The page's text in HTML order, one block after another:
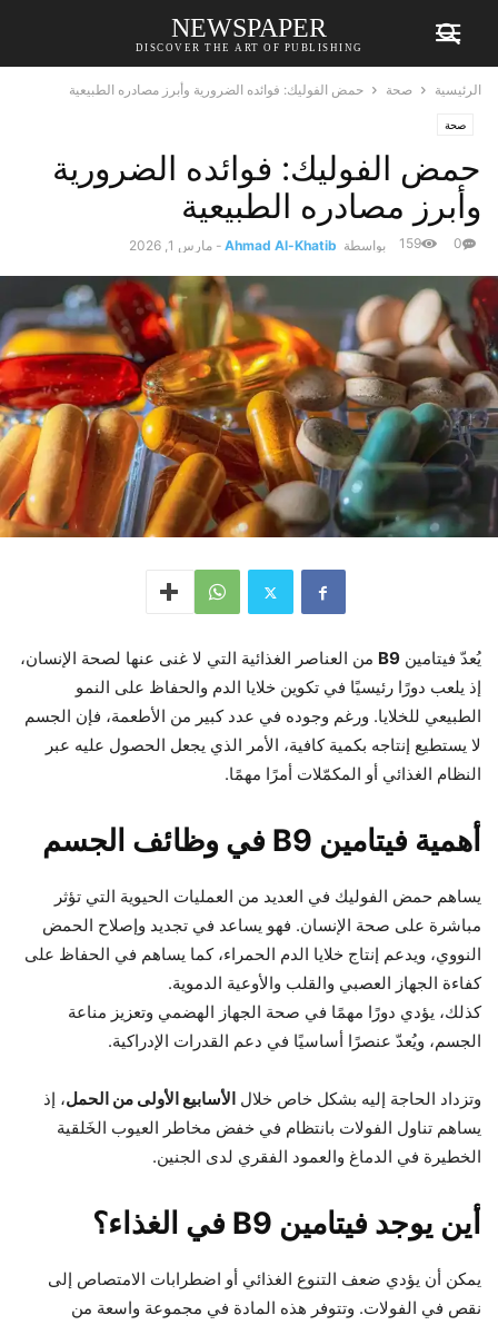
NEWSPAPER
DISCOVER THE ART OF PUBLISHING
الرئيسية صحة حمض الفوليك: فوائده الضرورية وأبرز مصادره الطبيعية
صحة
حمض الفوليك: فوائده الضرورية
وأبرز مصادره الطبيعية
بواسطة Ahmad Al-Khatib
- مارس 1, 2026 0
159
يُعدّ فيتامين B9 من العناصر الغذائية التي لا غنى عنها لصحة الإنسان،
إذ يلعب دورًا رئيسيًا في تكوين خلايا الدم والحفاظ على النمو
الطبيعي للخلايا. ورغم وجوده في عدد كبير من الأطعمة، فإن الجسم
لا يستطيع إنتاجه بكمية كافية، الأمر الذي يجعل الحصول عليه عبر
النظام الغذائي أو المكمّلات أمرًا مهمًا.
أهمية فيتامين B9 في وظائف الجسم
يساهم حمض الفوليك في العديد من العمليات الحيوية التي تؤثر
مباشرة على صحة الإنسان. فهو يساعد في تجديد وإصلاح الحمض
النووي، ويدعم إنتاج خلايا الدم الحمراء، كما يساهم في الحفاظ على
كفاءة الجهاز العصبي والقلب والأوعية الدموية.
كذلك، يؤدي دورًا مهمًا في صحة الجهاز الهضمي وتعزيز مناعة
الجسم، ويُعدّ عنصرًا أساسيًا في دعم القدرات الإدراكية.
وتزداد الحاجة إليه بشكل خاص خلال الأسابيع الأولى من الحمل، إذ
يساهم تناول الفولات بانتظام في خفض مخاطر العيوب الخَلقية
الخطيرة في الدماغ والعمود الفقري لدى الجنين.
أين يوجد فيتامين B9 في الغذاء؟
يمكن أن يؤدي ضعف التنوع الغذائي أو اضطرابات الامتصاص إلى
نقص في الفولات. وتتوفر هذه المادة في مجموعة واسعة من